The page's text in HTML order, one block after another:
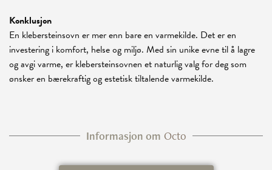
Konklusjon
En klebersteinsovn er mer enn bare en varmekilde. Det er en
investering i komfort, helse og miljø. Med sin unike evne til å lagre
og avgi varme, er klebersteinsovnen et naturlig valg for deg som
ønsker en bærekraftig og estetisk tiltalende varmekilde.
Informasjon om Octo